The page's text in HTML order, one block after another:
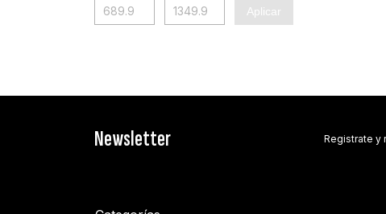
Aplicar
Newsletter Registrate y